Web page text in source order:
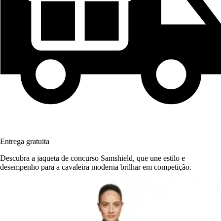
Entrega gratuita
Descubra a jaqueta de concurso Samshield, que une estilo e
desempenho para a cavaleira moderna brilhar em competição.